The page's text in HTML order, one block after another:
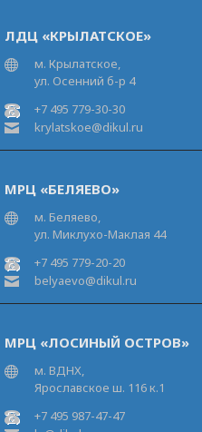
ЛДЦ «КРЫЛАТСКОЕ»
м. Крылатское,
ул. Осенний б-р 4
+7 495 779-30-30
krylatskoe@dikul.ru
МРЦ «БЕЛЯЕВО»
м. Беляево,
ул. Миклухо-Маклая 44
+7 495 779-20-20
belyaevo@dikul.ru
МРЦ «ЛОСИНЫЙ ОСТРОВ»
м. ВДНХ,
Ярославское ш. 116 к.1
+7 495 987-47-47